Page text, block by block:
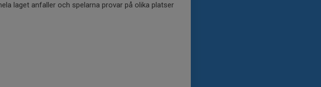
laget anfaller och spelarna provar på olika platser